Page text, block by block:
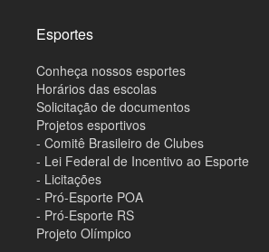
Esportes
Conheça nossos esportes
Horários das escolas
Solicitação de documentos
Projetos esportivos
- Comitê Brasileiro de Clubes
- Lei Federal de Incentivo ao Esporte
- Licitações
- Pró-Esporte POA
- Pró-Esporte RS
Projeto Olímpico